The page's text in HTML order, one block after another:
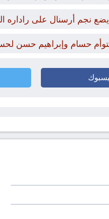
يضع نجم أرسنال على راداره
حسام وإبراهيم حسن